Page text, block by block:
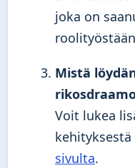
joka on
Mistä
Voit lukea
sivulta.